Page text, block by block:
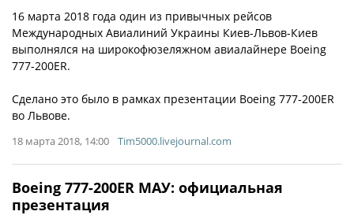
16 марта 2018 года один из привычных рейсов
Международных Авиалиний Украины Киев-Львов-Киев
выполнялся на широкофюзеляжном авиалайнере Boeing
777-200ER.
Сделано это было в рамках презентации Boeing 777-200ER
во Львове.
18 марта 2018, 14:00 Tim5000.livejournal.com
Boeing 777-200ER МАУ: официальная
презентация